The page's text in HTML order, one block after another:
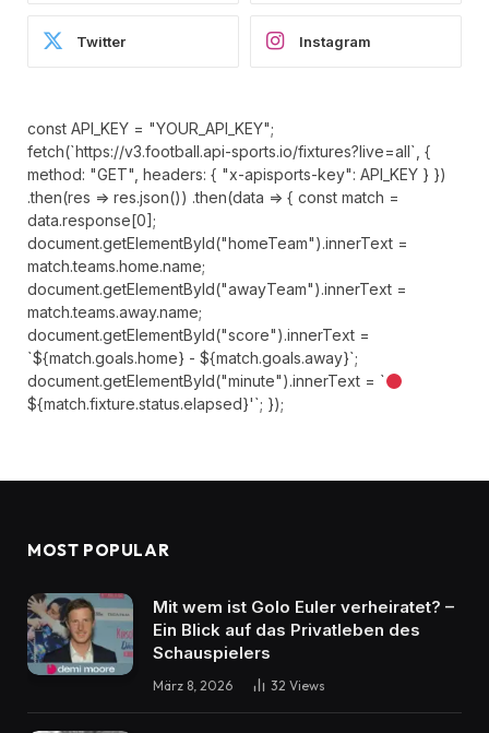
Twitter Instagram
const API_KEY = "YOUR_API_KEY";
fetch(`https://v3.football.api-sports.io/fixtures?live=all`, {
method: "GET", headers: { "x-apisports-key": API_KEY } })
.then(res => res.json()) .then(data => { const match =
data.response[0];
document.getElementById("homeTeam").innerText =
match.teams.home.name;
document.getElementById("awayTeam").innerText =
match.teams.away.name;
document.getElementById("score").innerText =
`${match.goals.home} - ${match.goals.away}`;
document.getElementById("minute").innerText = `
${match.fixture.status.elapsed}'`; });
MOST POPULAR
Mit wem ist Golo Euler verheiratet? –
Ein Blick auf das Privatleben des
Schauspielers
März 8, 2026 32 Views